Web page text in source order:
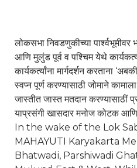
लोकसभा निवडणुकीच्या पार्श्वभूमीवर
आणि मुलुंड पूर्व व पश्चिम येथे
कार्यकर्त्यांना मार्गदर्शन करताना
स्वप्न पूर्ण करण्यासाठी जोमाने
जास्तीत जास्त मतदान करण्यासाठीं
याप्रसंगी खासदार मनोज कोटक
In the wake of the Lok
MAHAYUTI Karyakarta
Bhatwadi, Parshiwadi